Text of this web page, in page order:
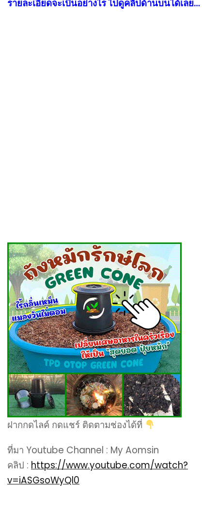
รายละเอียดจะเป็นอย่างไร ไปดูคลิปด้านบนได้เลย…
ฝากกดไลค์ กดแชร์ ติดตามช่องได้ที่
ที่มา Youtube Channel : My Aomsin
คลิป : https://www.youtube.com/watch?
v=iASGsoWyQl0